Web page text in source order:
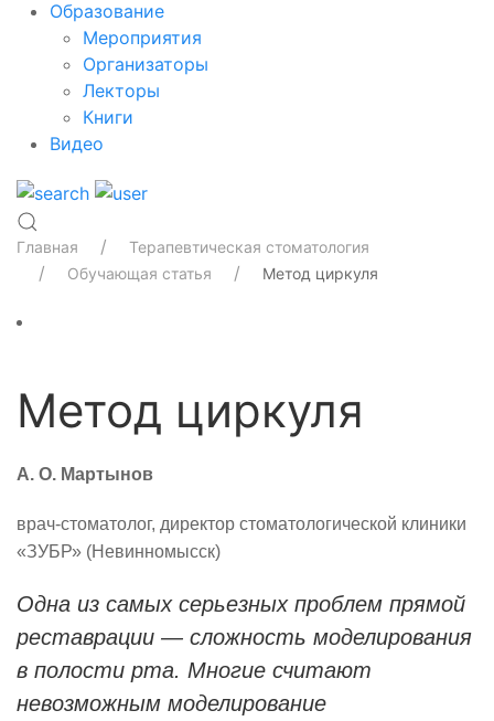
Образование
Мероприятия
Организаторы
Лекторы
Книги
Видео
Главная
Терапевтическая стоматология
Обучающая статья
Метод циркуля
Метод циркуля
А. О. Мартынов
врач-стоматолог, директор стоматологической клиники
«ЗУБР» (Невинномысск)
Одна из самых серьезных проблем прямой
реставрации — сложность моделирования
в полости рта. Многие считают
невозможным моделирование